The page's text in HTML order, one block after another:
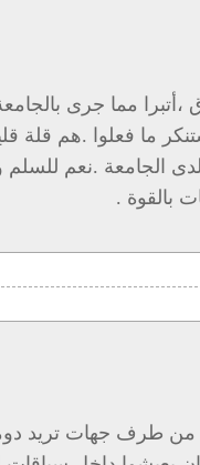
مما جرى
ما فعلوا .هم قلة
الجامعة .نعم للسلم و
بالقوة .
من طرف جهات تريد